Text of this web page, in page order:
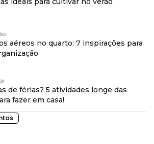
aéreos no quarto: 7 inspirações para
de férias? 5 atividades longe das
fazer em casa!